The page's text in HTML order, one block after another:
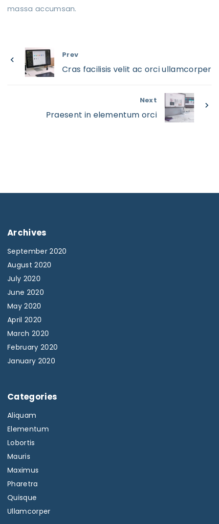
massa accumsan.
Prev
Cras facilisis velit ac orci ullamcorper
Next
Praesent in elementum orci
Archives
September 2020
August 2020
July 2020
June 2020
May 2020
April 2020
March 2020
February 2020
January 2020
Categories
Aliquam
Elementum
Lobortis
Mauris
Maximus
Pharetra
Quisque
Ullamcorper